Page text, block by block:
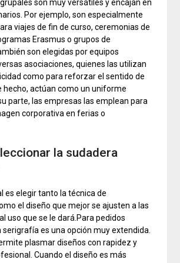
son muy versátiles y encajan en
Por ejemplo, son especialmente
viajes de fin de curso, ceremonias de
Erasmus o grupos de
son elegidas por equipos
asociaciones, quienes las utilizan
como para reforzar el sentido de
hecho, actúan como un uniforme
parte, las empresas las emplean para
corporativa en ferias o
la sudadera
es elegir tanto la técnica de
el diseño que mejor se ajusten a las
uso que se le dará.Para pedidos
serigrafía es una opción muy extendida.
plasmar diseños con rapidez y
Cuando el diseño es más